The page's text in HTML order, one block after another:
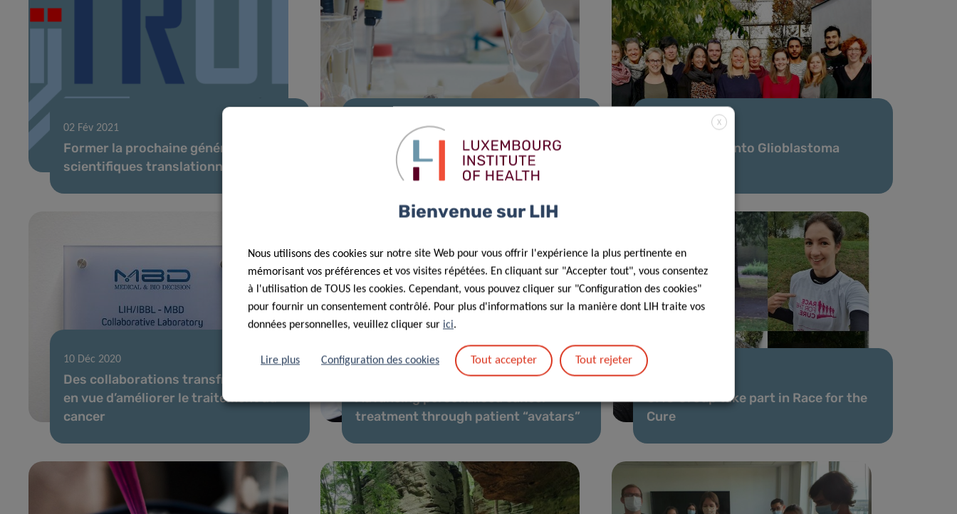
02 Fév 2021
Former la prochaine génération de
scientifiques translationnels
Les chercheurs du Télévie «
retournent au laboratoire » !
New insights into Glioblastoma
10 Déc 2020
Des collaborations transfrontalières
en vue d’améliorer le traitement du
cancer
Advancing personalised cancer
treatment through patient “avatars”
CMG Group take part in Race for the
Cure
X
Bienvenue sur LIH
Nous utilisons des cookies sur notre site Web pour vous offrir l'expérience la plus pertinente en
mémorisant vos préférences et vos visites répétées. En cliquant sur "Accepter tout", vous consentez
à l'utilisation de TOUS les cookies. Cependant, vous pouvez cliquer sur "Configuration des cookies"
pour fournir un consentement contrôlé. Pour plus d'informations sur la manière dont LIH traite vos
données personnelles, veuillez cliquer sur ici.
Lire plus Configuration des cookies Tout accepter Tout rejeter